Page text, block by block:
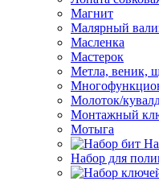
Магнит
Малярный
Масленка
Мастерок
Метла, веник,
Молоток/
Монтажный
Мотыга
Набор для